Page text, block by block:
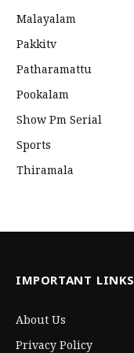
Malayalam
Pakkitv
Patharamattu
Pookalam
Show Pm Serial
Sports
Thiramala
IMPORTANT LINKS
About Us
Privacy Policy